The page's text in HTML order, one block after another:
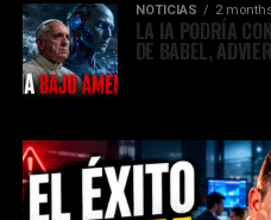
NOTICIAS 2
LA IA PODRÍA
DE BABEL,